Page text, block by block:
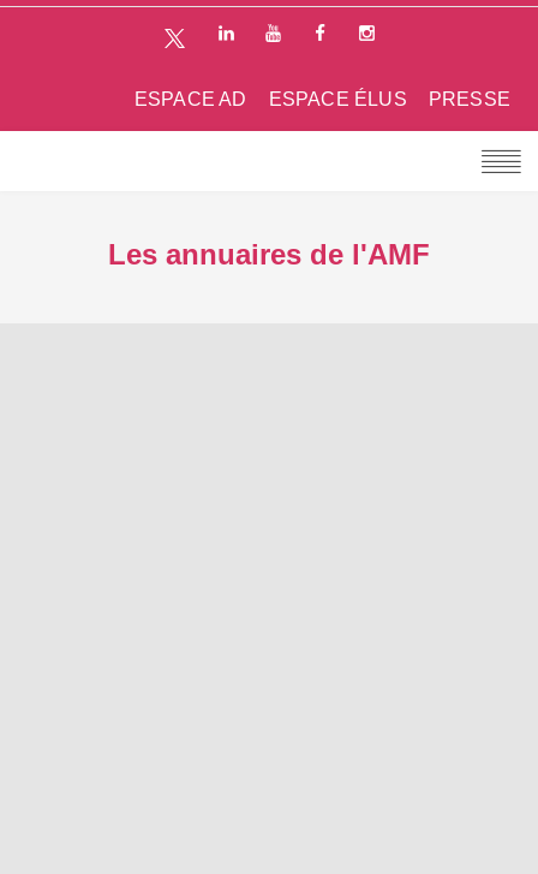
PRESSE
ESPACE ÉLUS
ESPACE AD
Les annuaires de l'AMF